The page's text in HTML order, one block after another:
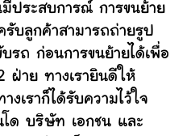
ประสบการณ์ การขนย้าย
รับลูกค้าสามารถถ่ายรูป
รถ ก่อนการขนย้ายได้เพื่อ
ฝ่าย ทางเรายินดีให้
เราก็ได้รับความไว้ใจ
ด บริษัท เอกชน และ